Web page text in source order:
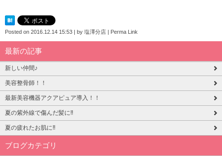
Posted on 2016.12.14 15:53 | by 塩澤分店 | Perma Link
最新の記事
新しい仲間♪
美容整骨師！！
最新美容機器アクアピュア導入！！
夏の紫外線で傷んだ髪に‼
夏の疲れたお肌に‼
ブログカテゴリ